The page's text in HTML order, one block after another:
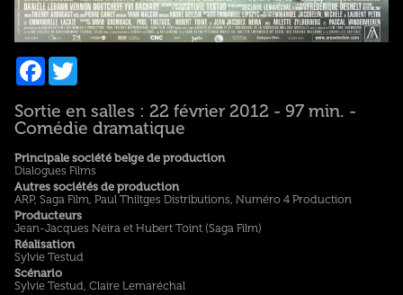
Facebook
Twitter
Sortie en salles : 22 février 2012 - 97 min. -
Comédie dramatique
Principale société belge de production
Dialogues Films
Autres sociétés de production
ARP, Saga Film, Paul Thiltges Distributions, Numéro 4 Production
Producteurs
Jean-Jacques Neira et Hubert Toint (Saga Film)
Réalisation
Sylvie Testud
Scénario
Sylvie Testud, Claire Lemaréchal